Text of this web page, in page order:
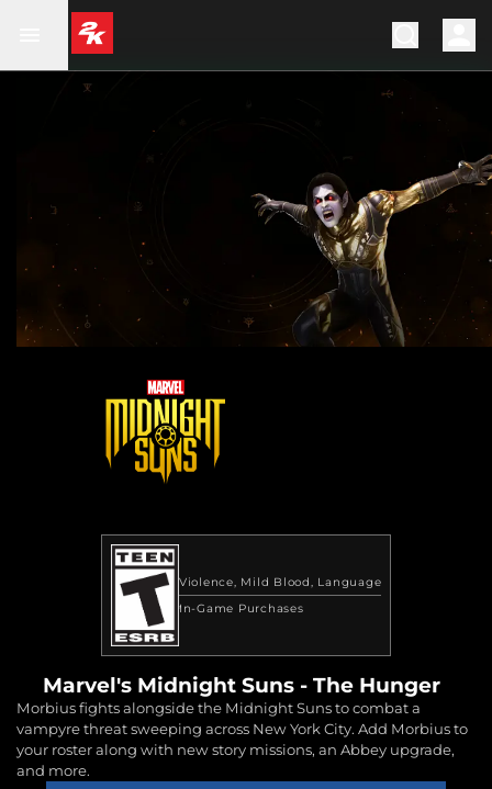
Violence Mild Blood
Language
In-Game Purchases
Marvel's Midnight Suns - The Hunger
Morbius fights alongside the Midnight Suns to combat a
vampyre threat sweeping across New York City. Add Morbius to
your roster along with new story missions, an Abbey upgrade,
and more.